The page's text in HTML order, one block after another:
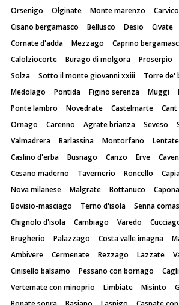
Orsenigo
Olginate Monte marenzo Carvico
Cisano bergamasco
Bellusco Desio Civate
Cornate d'adda
Mezzago Caprino
Calolziocorte
Burago di molgora Proserpio
Solza
Sotto il monte giovanni xxiii Torre de'
Medolago
Pontida Figino serenza Muggi
Ponte lambro
Novedrate Castelmarte Cant
Ornago
Carenno Agrate brianza Seveso
Valmadrera
Barlassina Montorfano
Caslino d'erba
Busnago Canzo Erve
Cesano maderno
Tavernerio Roncello
Nova milanese
Malgrate Bottanuco
Bovisio-masciago
Terno d'isola Senna
Chignolo d'isola
Cambiago Varedo
Brugherio
Palazzago Costa valle imagna
Ambivere
Cermenate Rezzago Lazzate
Cinisello balsamo
Pessano con bornago
Vertemate con minoprio
Limbiate Misinto